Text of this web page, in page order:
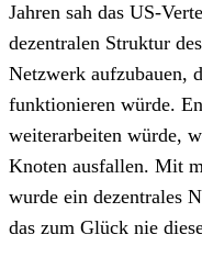
Jahren sah das US-
dezentralen Struktur
Netzwerk aufzubauen,
funktionieren würde.
weiterarbeiten würde,
Knoten ausfallen. Mit
wurde ein dezentrales
das zum Glück nie